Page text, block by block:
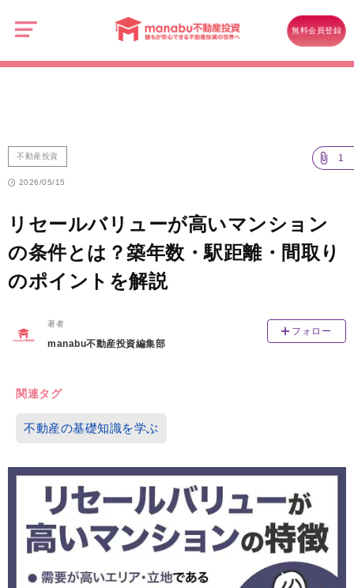
無料会員登録
リセールバリューが高いマンションの条件とは？築年数・駅距離・間取
不動産投資 1
2026/05/15
リセールバリューが高いマンション
の条件とは？築年数・駅距離・間取り
のポイントを解説
著者
manabu不動産投資編集部
フォロー
関連タグ
不動産の基礎知識を学ぶ